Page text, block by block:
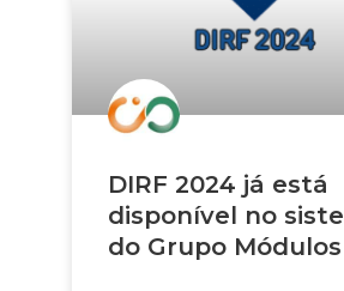
DIRF 2024 já está
disponível no
do Grupo Módulos